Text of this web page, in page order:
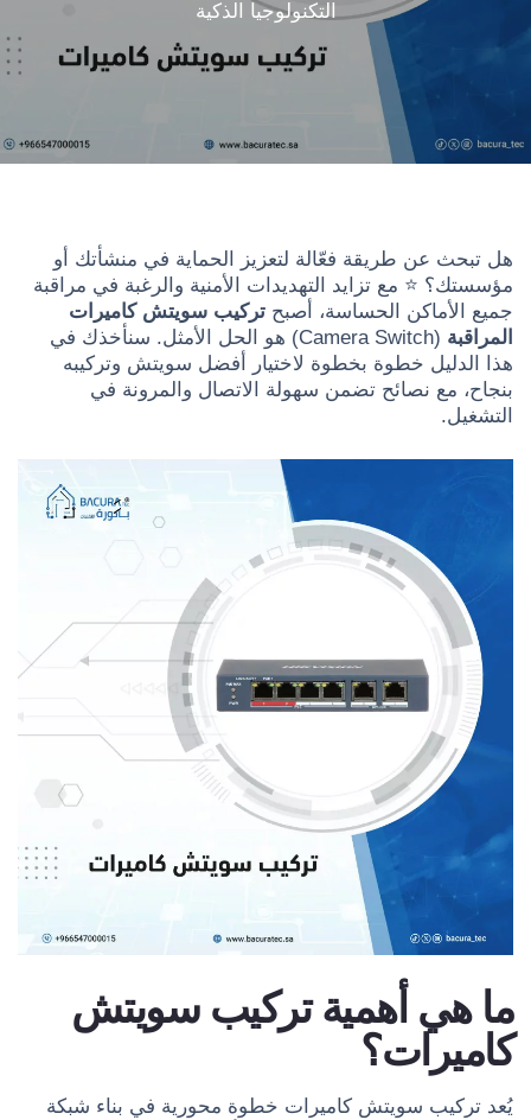
التكنولوجيا الذكية
هل تبحث عن طريقة فعّالة لتعزيز الحماية في منشأتك أو
مؤسستك؟ ⭐ مع تزايد التهديدات الأمنية والرغبة في مراقبة
جميع الأماكن الحساسة، أصبح تركيب سويتش كاميرات
المراقبة
(Camera Switch) هو الحل الأمثل. سنأخذك في
هذا الدليل خطوة بخطوة لاختيار أفضل سويتش وتركيبه
بنجاح، مع نصائح تضمن سهولة الاتصال والمرونة في
التشغيل.
ما هي أهمية تركيب سويتش
كاميرات؟
يُعد تركيب سويتش كاميرات خطوة محورية في بناء شبكة